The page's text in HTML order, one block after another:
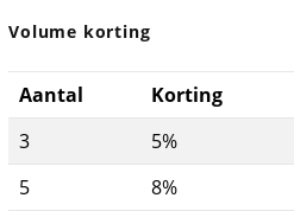
Volume korting
Aantal Korting
3
5%
5
8%